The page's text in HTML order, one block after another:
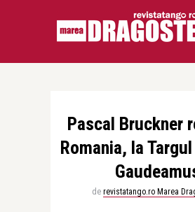
Pascal Bruckner
Romania, la
de revistatango.ro Marea